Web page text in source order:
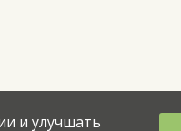
и улучшать